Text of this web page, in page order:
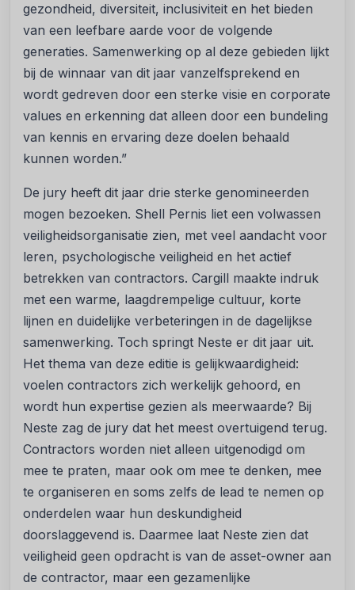
gezondheid, diversiteit, inclusiviteit en het bieden
van een leefbare aarde voor de volgende
generaties. Samenwerking op al deze gebieden lijkt
bij de winnaar van dit jaar vanzelfsprekend en
wordt gedreven door een sterke visie en corporate
values en erkenning dat alleen door een bundeling
van kennis en ervaring deze doelen behaald
kunnen worden.”
De jury heeft dit jaar drie sterke genomineerden
mogen bezoeken. Shell Pernis liet een volwassen
veiligheidsorganisatie zien, met veel aandacht voor
leren, psychologische veiligheid en het actief
betrekken van contractors. Cargill maakte indruk
met een warme, laagdrempelige cultuur, korte
lijnen en duidelijke verbeteringen in de dagelijkse
samenwerking. Toch springt Neste er dit jaar uit.
Het thema van deze editie is gelijkwaardigheid:
voelen contractors zich werkelijk gehoord, en
wordt hun expertise gezien als meerwaarde? Bij
Neste zag de jury dat het meest overtuigend terug.
Contractors worden niet alleen uitgenodigd om
mee te praten, maar ook om mee te denken, mee
te organiseren en soms zelfs de lead te nemen op
onderdelen waar hun deskundigheid
doorslaggevend is. Daarmee laat Neste zien dat
veiligheid geen opdracht is van de asset-owner aan
de contractor, maar een gezamenlijke